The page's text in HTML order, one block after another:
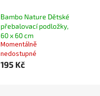
Bambo Nature Dětské
přebalovací podložky,
60 x 60 cm
Momentálně
nedostupné
195 Kč